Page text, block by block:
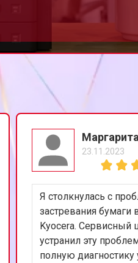
23.11.2023
Я столкнулась с
застревания
Kyocera. Сервисный
устранил эту
полную диагностику